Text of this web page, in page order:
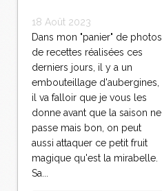
18 Août 2023
Dans mon "panier" de photos
de recettes réalisées ces
derniers jours, il y a un
embouteillage d'aubergines,
il va falloir que je vous les
donne avant que la saison ne
passe mais bon, on peut
aussi attaquer ce petit fruit
magique qu'est la mirabelle.
Sa...